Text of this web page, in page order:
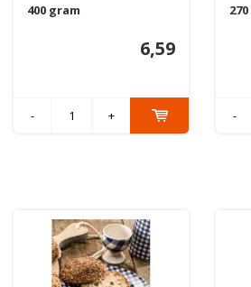
400 gram
6,59
- + -